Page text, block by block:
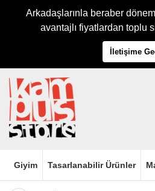
Arkadaşlarınla beraber
avantajlı fiyatlardan toplu
İletişime
Giyim Tasarlanabilir Ürünler